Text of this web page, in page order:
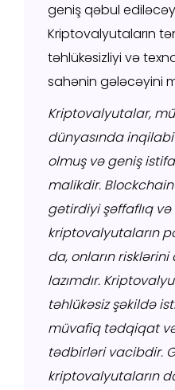
geniş qəbul
Kriptovalyutaların
təhlükəsizliyi və
sahənin gələcəyini
Kriptovalyutalar,
dünyasında
olmuş və geniş
malikdir. Blockchain
gətirdiyi şəffaflıq və
kriptovalyutaların
da, onların
lazımdır.
təhlükəsiz şəkildə
müvafiq tədqiqat
tədbirləri vacibdir.
kriptovalyutaların